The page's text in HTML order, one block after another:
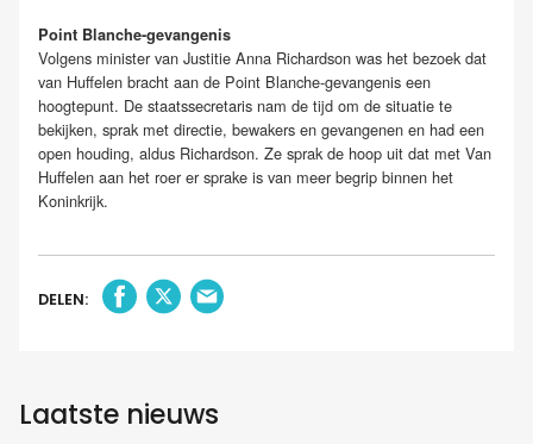
Point Blanche-gevangenis
Volgens minister van Justitie Anna Richardson was het bezoek dat
van Huffelen bracht aan de Point Blanche-gevangenis een
hoogtepunt. De staatssecretaris nam de tijd om de situatie te
bekijken, sprak met directie, bewakers en gevangenen en had een
open houding, aldus Richardson. Ze sprak de hoop uit dat met Van
Huffelen aan het roer er sprake is van meer begrip binnen het
Koninkrijk.
DELEN:
Laatste nieuws